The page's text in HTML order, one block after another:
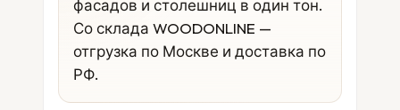
фасадов и столешниц в один тон.
Со склада WOODONLINE —
отгрузка по Москве и доставка по
РФ.